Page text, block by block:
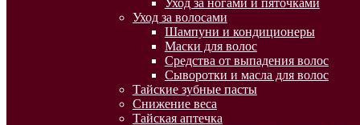
Уход за волосами
Шампуни и кондиционеры
Маски для волос
Средства от выпадения волос
Сыворотки и масла для волос
Тайские зубные пасты
Снижение веса
Тайская аптечка